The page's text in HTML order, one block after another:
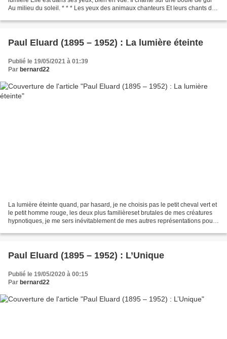
Au milieu du soleil. * * * Les yeux des animaux chanteurs Et leurs chants de
Paul Eluard (1895 – 1952) : La lumière éteinte
Publié le 19/05/2021 à 01:39
Par bernard22
La lumière éteinte quand, par hasard, je ne choisis pas le petit cheval vert et
le petit homme rouge, les deux plus familièreset brutales de mes créatures
hypnotiques, je me sers inévitablement de mes autres représentations pour
Paul Eluard (1895 – 1952) : L’Unique
Publié le 19/05/2020 à 00:15
Par bernard22